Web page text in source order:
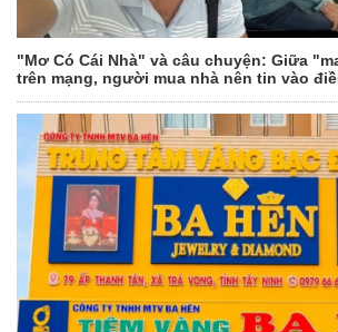
"Mơ Có Cái Nhà" và câu chuyện: Giữa
trên mạng, người mua nhà nên tin vào